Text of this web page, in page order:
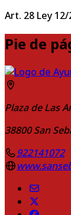
Art. 28 Ley
Pie de
Plaza de Las
38800 San
922141072